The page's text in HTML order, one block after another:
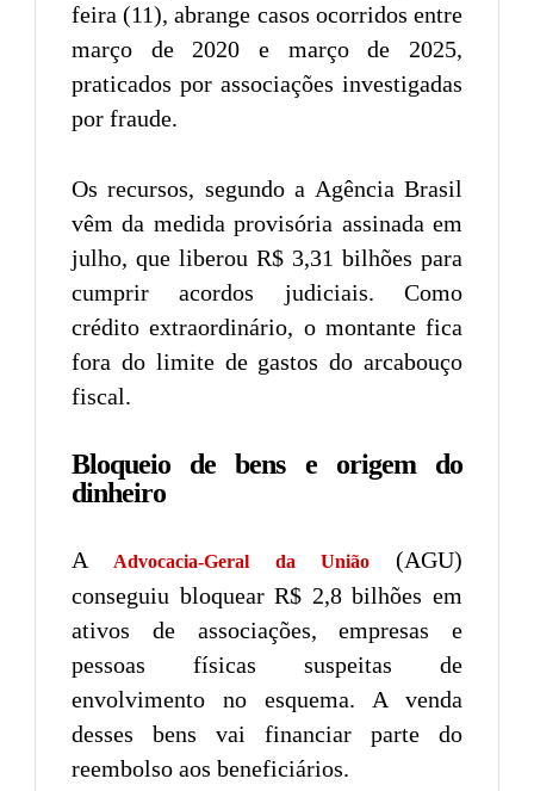
feira (11), abrange casos ocorridos entre
março de 2020 e março de 2025,
praticados por associações investigadas
por fraude.
Os recursos, segundo a Agência Brasil
vêm da medida provisória assinada em
julho, que liberou R$ 3,31 bilhões para
cumprir acordos judiciais. Como
crédito extraordinário, o montante fica
fora do limite de gastos do arcabouço
fiscal.
Bloqueio de bens e origem do
dinheiro
A Advocacia-Geral da União
(AGU)
conseguiu bloquear R$ 2,8 bilhões em
ativos de associações, empresas e
pessoas físicas suspeitas de
envolvimento no esquema. A venda
desses bens vai financiar parte do
reembolso aos beneficiários.